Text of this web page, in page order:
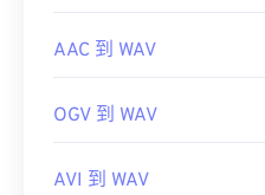
AAC 到 WAV
OGV 到 WAV
AVI 到 WAV